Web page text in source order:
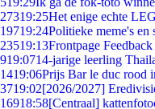
27319:25Het enige echte
19719:24Politieke meme's en
23519:13Frontpage
919:0714-jarige leerling
1419:06Prijs Bar le duc rood
3719:02[2026/2027]
16918:58[Centraal]